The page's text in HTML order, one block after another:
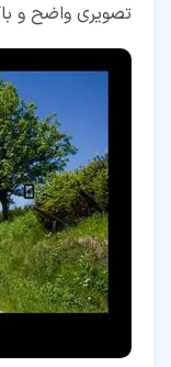
تصویری واضح و